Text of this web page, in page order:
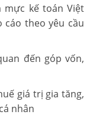
mực kế toán Việt
cáo theo yêu cầu
đến góp vốn,
giá trị gia tăng,
nhân